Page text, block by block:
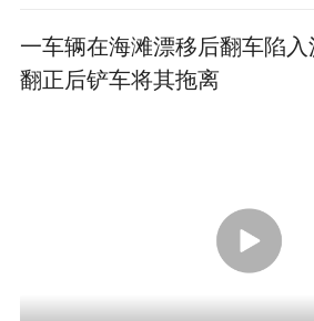
一车辆在海滩漂移后翻车陷
翻正后铲车将其拖离